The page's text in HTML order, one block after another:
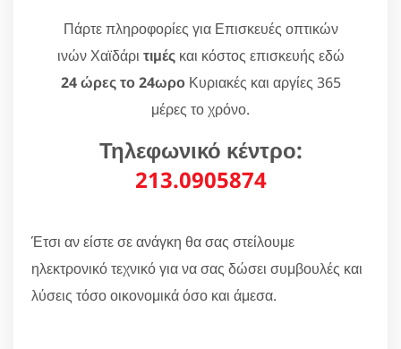
Πάρτε πληροφορίες για Επισκευές οπτικών
ινών Χαϊδάρι τιμέςκαι κόστος επισκευής εδώ
24 ώρες το 24ωροΚυριακές και αργίες 365
μέρες το χρόνο.
Τηλεφωνικό κέντρο:
213.0905874
Έτσι αν είστε σε ανάγκη θα σας στείλουμε
ηλεκτρονικό τεχνικό για να σας δώσει συμβουλές και
λύσεις τόσο οικονομικά όσο και άμεσα.